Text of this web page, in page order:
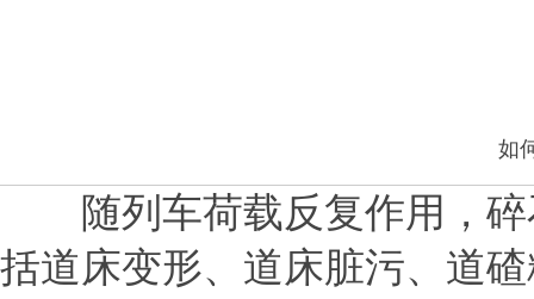
如
随列车荷载反复作用，碎
括道床变形、道床脏污、道